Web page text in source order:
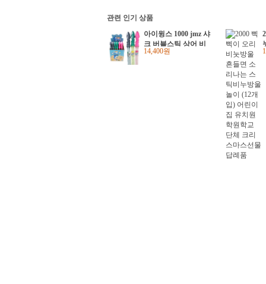
관련 인기 상품
아이윙스 1000 jmz 샤
크 버블스틱 상어 비
눗방울 비누방울놀이
14,400원